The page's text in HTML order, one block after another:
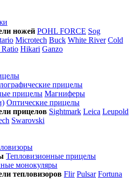
ножей POHL FORCE Sog
Microtech Buck White River Cold
Ratio Hikari Ganzo
прицелы
прицелы Магниферы
Оптические прицелы
прицелов Sightmark Leica Leupold
Swarovski
Тепловизионные прицелы
монокуляры
тепловизоров Flir Pulsar Fortuna